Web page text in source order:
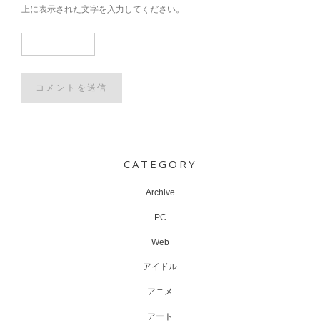
上に表示された文字を入力してください。
CATEGORY
Archive
PC
Web
アイドル
アニメ
アート